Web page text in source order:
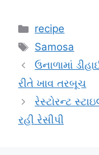
Categories
recipe
Tags
Samosa
ઉનાળામાં
રીતે ખાવ તરબૂચ
રેસ્ટોરન્ટ
રહી રેસીપી